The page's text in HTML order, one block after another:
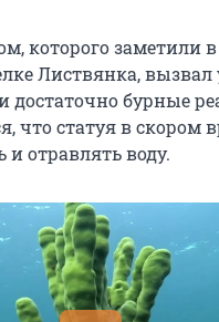
которого заметили
Листвянка, вызвал
достаточно бурные
что статуя в скором
отравлять воду.